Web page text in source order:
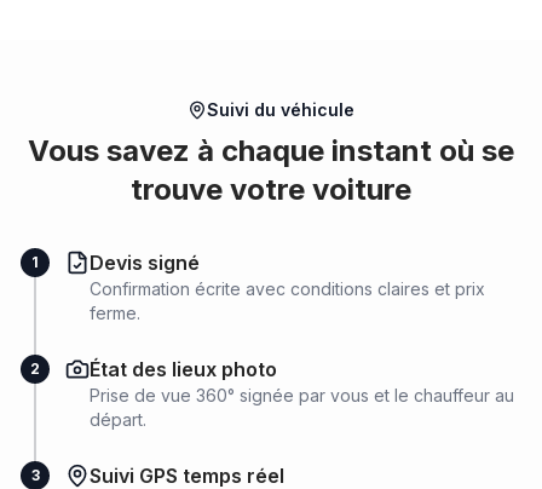
Suivi du véhicule
Vous savez à chaque instant où se
trouve votre voiture
1 Devis signé
Confirmation écrite avec conditions claires et prix
ferme.
2 État des lieux photo
Prise de vue 360° signée par vous et le chauffeur au
départ.
3 Suivi GPS temps réel